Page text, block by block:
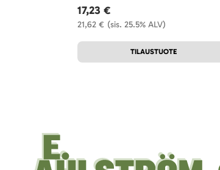
(sis. 25.5% ALV)
21,62 €
17,23 €
TILAUSTUOTE